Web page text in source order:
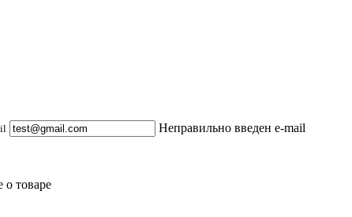
Неправильно введен e-mail
товаре